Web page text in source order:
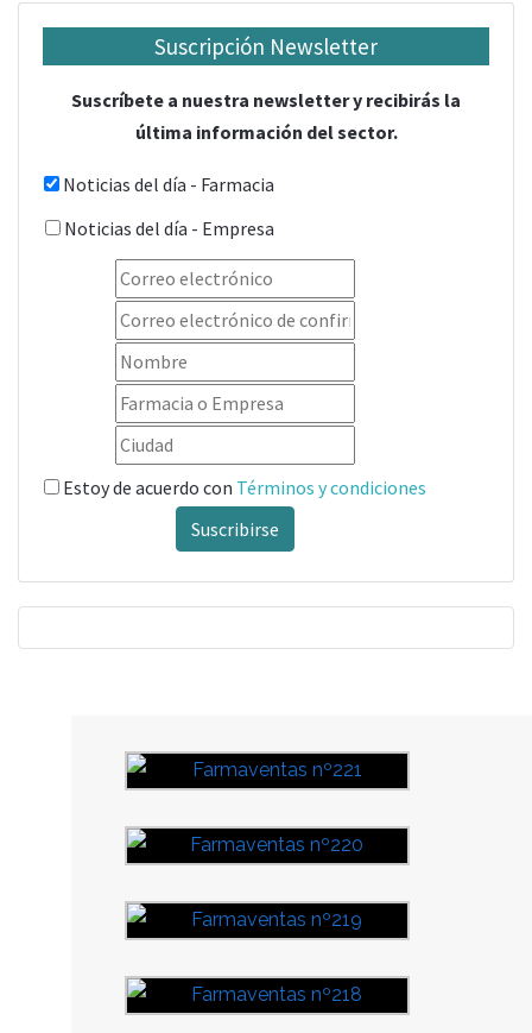
Suscripción Newsletter
Suscríbete a nuestra newsletter y recibirás la
última información del sector.
Noticias del día - Farmacia
Noticias del día - Empresa
Estoy de acuerdo con Términos y condiciones
Suscribirse